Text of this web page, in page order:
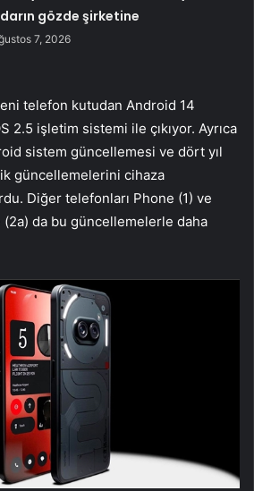
gözde şirketine
7, 2026
telefon kutudan Android 14
2.5 işletim sistemi ile çıkıyor. Ayrıca
sistem güncellemesi ve dört yıl
güncellemelerini cihaza
Diğer telefonları Phone (1) ve
da bu güncellemelerle daha